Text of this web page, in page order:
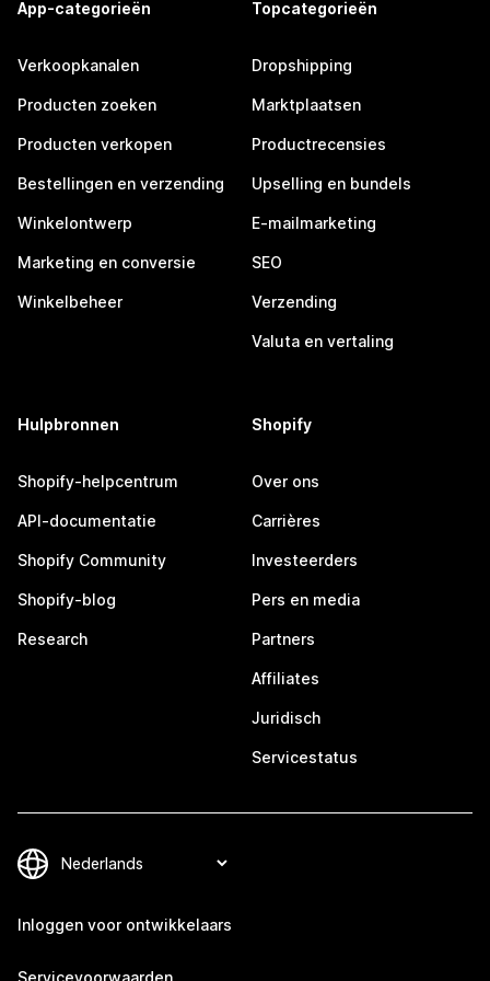
App-categorieën
Verkoopkanalen
Producten zoeken
Producten verkopen
Bestellingen en verzending
Winkelontwerp
Marketing en conversie
Winkelbeheer
Topcategorieën
Dropshipping
Marktplaatsen
Productrecensies
Upselling en bundels
E-mailmarketing
SEO
Verzending
Valuta en vertaling
Hulpbronnen
Shopify-helpcentrum
API-documentatie
Shopify Community
Shopify-blog
Research
Shopify
Over ons
Carrières
Investeerders
Pers en media
Partners
Affiliates
Juridisch
Servicestatus
Inloggen voor ontwikkelaars